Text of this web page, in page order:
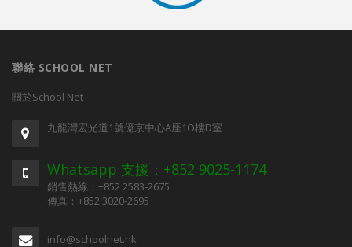
聯絡 SCHOOL NET
關於School Net
九龍灣宏光道1號億京中心A座1O樓D室
Whatsapp 支援：+852 9025-1174
銷售熱線：+852 2583-2675
傳真：+852 3020-2695
info@schoolnet.hk